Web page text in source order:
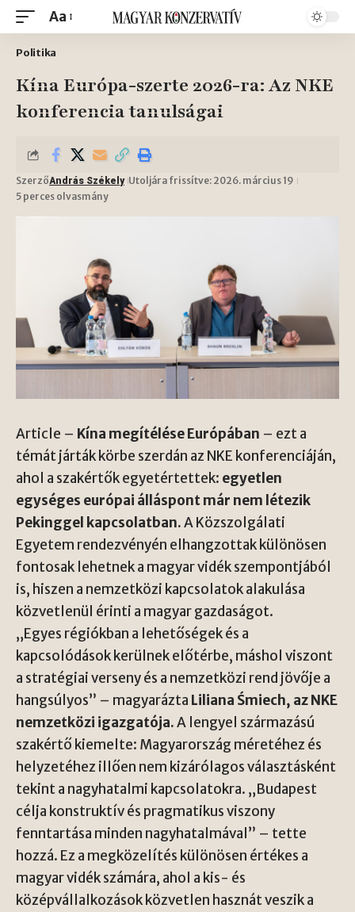
Aa
Politika
Kína Európa-szerte 2026-ra: Az NKE
konferencia tanulságai
SzerzőAndrás Székely Utoljára frissítve: 2026. március 19
5 perces olvasmány
Article – Kína megítélése Európában – ezt a
témát járták körbe szerdán az NKE konferenciáján,
ahol a szakértők egyetértettek: egyetlen
egységes európai álláspont már nem létezik
Pekinggel kapcsolatban.A Közszolgálati
Egyetem rendezvényén elhangzottak különösen
fontosak lehetnek a magyar vidék szempontjából
is, hiszen a nemzetközi kapcsolatok alakulása
közvetlenül érinti a magyar gazdaságot.
„Egyes régiókban a lehetőségek és a
kapcsolódások kerülnek előtérbe, máshol viszont
a stratégiai verseny és a nemzetközi rend jövője a
hangsúlyos” – magyarázta Liliana Śmiech, az NKE
nemzetközi igazgatója.A lengyel származású
szakértő kiemelte: Magyarország méretéhez és
helyzetéhez illően nem kizárólagos választásként
tekint a nagyhatalmi kapcsolatokra. „Budapest
célja konstruktív és pragmatikus viszony
fenntartása minden nagyhatalmával” – tette
hozzá. Ez a megközelítés különösen értékes a
magyar vidék számára, ahol a kis- és
középvállalkozások közvetlen hasznát veszik a